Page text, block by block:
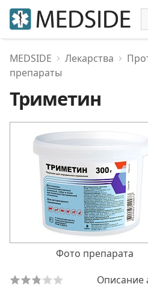
MEDSIDE Лекарства
препараты
Триметин
Фото препарата
Описание